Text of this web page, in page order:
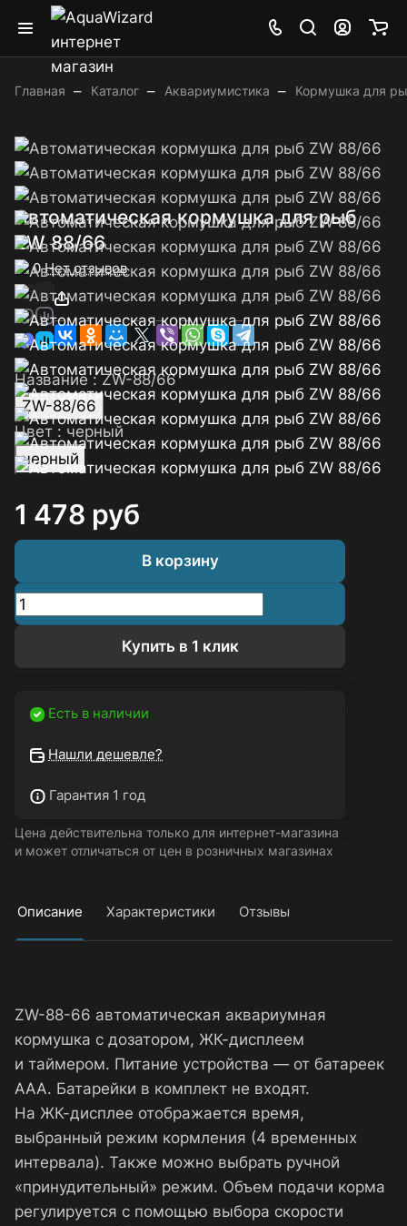
Главная – Каталог – Аквариумистика – Кормушка для
Автоматическая кормушка для рыб
ZW 88/66
0 Нет отзывов
Название :ZW-88/66
ZW-88/66
Цвет : черный
черный
1 478 руб
В корзину
Купить в 1 клик
Есть в наличии
Нашли дешевле?
Гарантия 1 год
Цена действительна только для интернет-магазина
и может отличаться от цен в розничных магазинах
Описание Характеристики Отзывы
ZW-88-66 автоматическая аквариумная
кормушка с дозатором, ЖК-дисплеем
и таймером. Питание устройства — от батареек
ААА. Батарейки в комплект не входят.
На ЖК-дисплее отображается время,
выбранный режим кормления (4 временных
интервала). Также можно выбрать ручной
«принудительный» режим. Объем подачи корма
регулируется с помощью выбора скорости